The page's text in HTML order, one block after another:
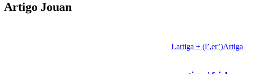
Artigo Jouan
Lartiga + (l’,er’)Artiga